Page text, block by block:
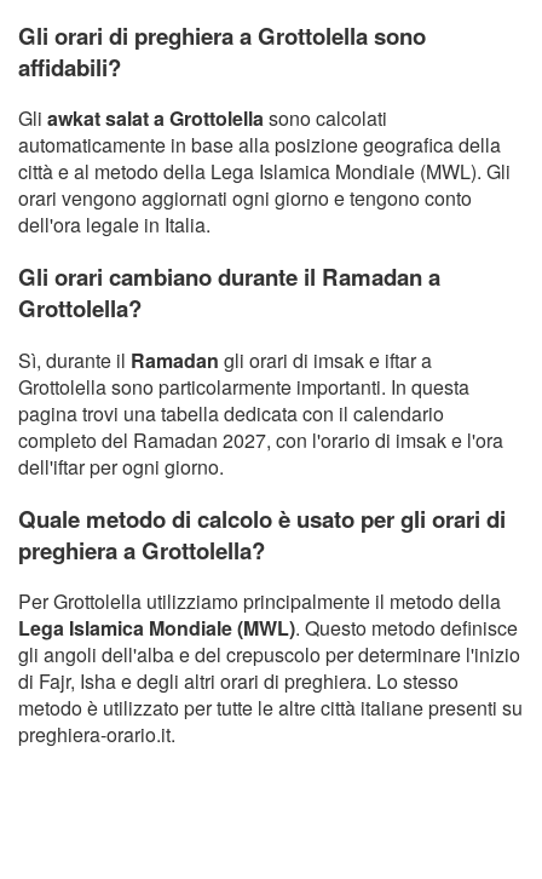
Gli orari di preghiera a Grottolella sono
affidabili?
Gli awkat salat a Grottolellasono calcolati
automaticamente in base alla posizione geografica della
città e al metodo della Lega Islamica Mondiale (MWL). Gli
orari vengono aggiornati ogni giorno e tengono conto
dell'ora legale in Italia.
Gli orari cambiano durante il Ramadan a
Grottolella?
Sì, durante il Ramadan gli orari di imsak e iftar a
Grottolella sono particolarmente importanti. In questa
pagina trovi una tabella dedicata con il calendario
completo del Ramadan 2027, con l'orario di imsak e l'ora
dell'iftar per ogni giorno.
Quale metodo di calcolo è usato per gli orari di
preghiera a Grottolella?
Per Grottolella utilizziamo principalmente il metodo della
Lega Islamica Mondiale (MWL). Questo metodo definisce
gli angoli dell'alba e del crepuscolo per determinare l'inizio
di Fajr, Isha e degli altri orari di preghiera. Lo stesso
metodo è utilizzato per tutte le altre città italiane presenti su
preghiera-orario.it.